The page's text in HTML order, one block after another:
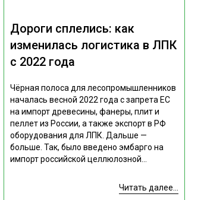
Дороги сплелись: как
изменилась логистика в ЛПК
с 2022 года
Чёрная полоса для лесопромышленников
началась весной 2022 года с запрета ЕС
на импорт древесины, фанеры, плит и
пеллет из России, а также экспорт в РФ
оборудования для ЛПК. Дальше —
больше. Так, было введено эмбарго на
импорт российской целлюлозной...
Читать далее...